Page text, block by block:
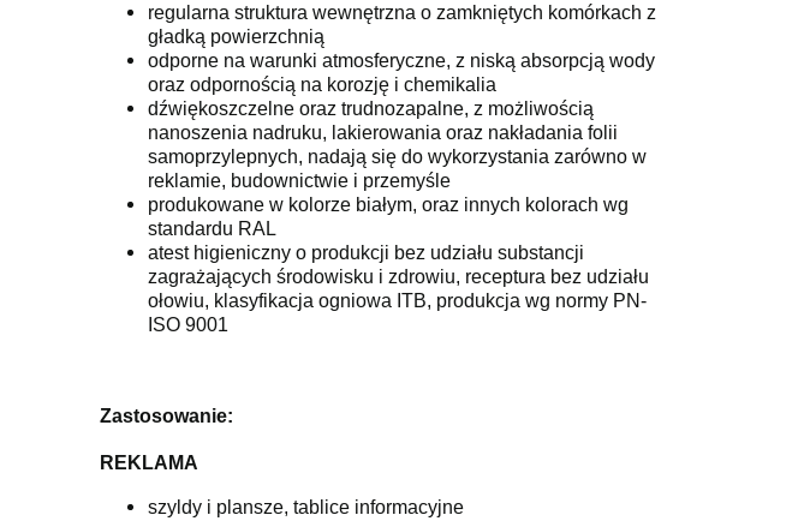
regularna struktura wewnętrzna o zamkniętych komórkach z
gładką powierzchnią
odporne na warunki atmosferyczne, z niską absorpcją wody
oraz odpornością na korozję i chemikalia
dźwiękoszczelne oraz trudnozapalne, z możliwością
nanoszenia nadruku, lakierowania oraz nakładania folii
samoprzylepnych, nadają się do wykorzystania zarówno w
reklamie, budownictwie i przemyśle
produkowane w kolorze białym, oraz innych kolorach wg
standardu RAL
atest higieniczny o produkcji bez udziału substancji
zagrażających środowisku i zdrowiu, receptura bez udziału
ołowiu, klasyfikacja ogniowa ITB, produkcja wg normy PN-
ISO 9001
Zastosowanie:
REKLAMA
szyldy i plansze, tablice informacyjne